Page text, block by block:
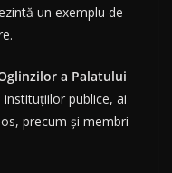
un exemplu de
a Palatului
publice, ai
precum și membri